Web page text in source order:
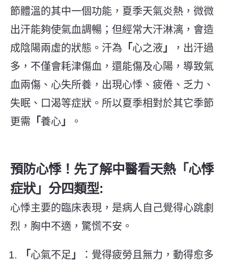
節體溫的其中一個功能，夏季天氣炎熱，微微
出汗能夠使氣血調暢；但經常大汗淋漓，會造
成陰陽兩虛的狀態。汗為 「 心之液 」
，出汗過
多，不僅會耗津傷血，還能傷及心陽，導致氣
血兩傷、心失所養，出現心悸、疲倦、乏力、
失眠、口渴等症狀。所以夏季相對於其它季節
更需 「 養心 」 。
預防心悸！先了解中醫看天熱「 心悸
症狀」 分四類型:
心悸主要的臨床表現，是病人自己覺得心跳劇
烈，胸中不適，驚慌不安。
「 心氣不足 」
：覺得疲勞且無力，動得愈多